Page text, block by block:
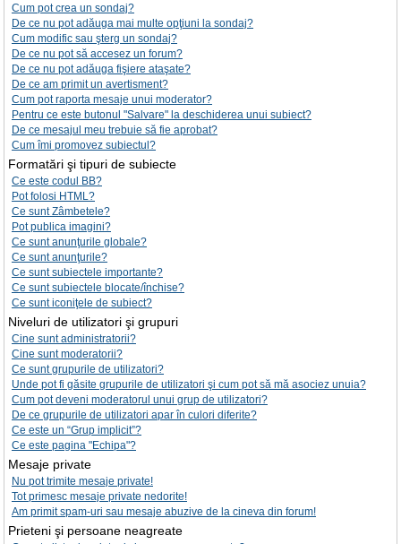
Cum pot crea un sondaj?
De ce nu pot adăuga mai multe opţiuni la sondaj?
Cum modific sau şterg un sondaj?
De ce nu pot să accesez un forum?
De ce nu pot adăuga fişiere ataşate?
De ce am primit un avertisment?
Cum pot raporta mesaje unui moderator?
Pentru ce este butonul "Salvare" la deschiderea unui subiect?
De ce mesajul meu trebuie să fie aprobat?
Cum îmi promovez subiectul?
Formatări şi tipuri de subiecte
Ce este codul BB?
Pot folosi HTML?
Ce sunt Zâmbetele?
Pot publica imagini?
Ce sunt anunţurile globale?
Ce sunt anunţurile?
Ce sunt subiectele importante?
Ce sunt subiectele blocate/închise?
Ce sunt iconiţele de subiect?
Niveluri de utilizatori şi grupuri
Cine sunt administratorii?
Cine sunt moderatorii?
Ce sunt grupurile de utilizatori?
Unde pot fi găsite grupurile de utilizatori şi cum pot să mă asociez unuia?
Cum pot deveni moderatorul unui grup de utilizatori?
De ce grupurile de utilizatori apar în culori diferite?
Ce este un “Grup implicit”?
Ce este pagina "Echipa"?
Mesaje private
Nu pot trimite mesaje private!
Tot primesc mesaje private nedorite!
Am primit spam-uri sau mesaje abuzive de la cineva din forum!
Prieteni şi persoane neagreate